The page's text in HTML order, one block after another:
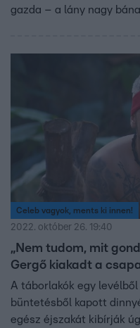
gazda – a lány nagy
Celeb vagyok, ments ki innen!
2022. október 26. 19:40
„Nem tudom, mit
Gergő kiakadt a
A táborlakók egy
büntetésből kapott
egész éjszakát kibírják